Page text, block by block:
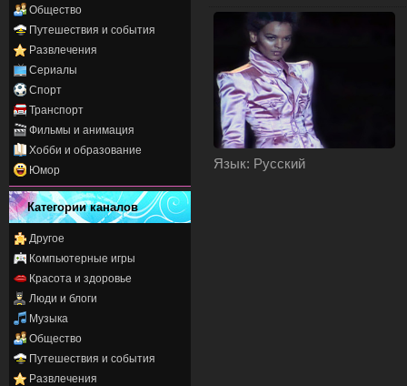
Общество
Путешествия и события
Развлечения
Сериалы
Спорт
Транспорт
Фильмы и анимация
Хобби и образование
Юмор
Категории каналов
Другое
Компьютерные игры
Красота и здоровье
Люди и блоги
Музыка
Общество
Путешествия и события
Развлечения
Язык: Русский